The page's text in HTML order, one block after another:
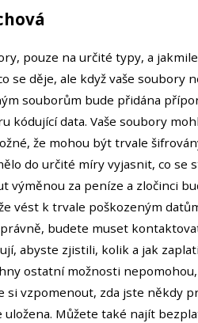
pouze na určité typy, a
se děje, ale když vaše soubory
souborům bude přidána
kódující data. Vaše soubory
že mohou být trvale
do určité míry vyjasnit, co se
výměnou za peníze a zločinci
vést k trvale poškozeným
budete muset
abyste zjistili, kolik a jak
ostatní možnosti
si vzpomenout, zda jste někdy
Můžete také najít